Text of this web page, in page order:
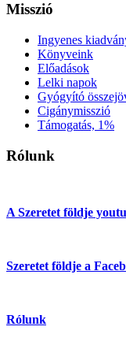
Misszió
Ingyenes
Könyveink
Előadások
Lelki napok
Gyógyító
Cigánymisszió
Támogatás, 1%
Rólunk
A Szeretet földje
Szeretet földje a
Rólunk